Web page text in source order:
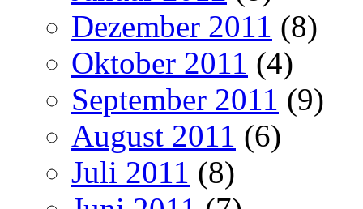
Dezember 2011 (8)
Oktober 2011 (4)
September 2011 (9)
August 2011 (6)
Juli 2011 (8)